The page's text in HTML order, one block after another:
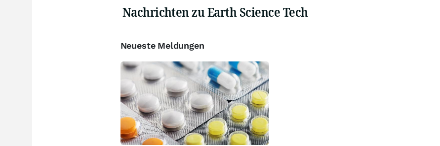
Nachrichten zu Earth Science Tech
Neueste Meldungen